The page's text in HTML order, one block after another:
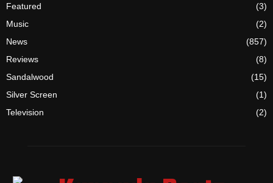
Featured
(3)
Music
(2)
News
(857)
Reviews
(8)
Sandalwood
(15)
Silver Screen
(1)
Television
(2)